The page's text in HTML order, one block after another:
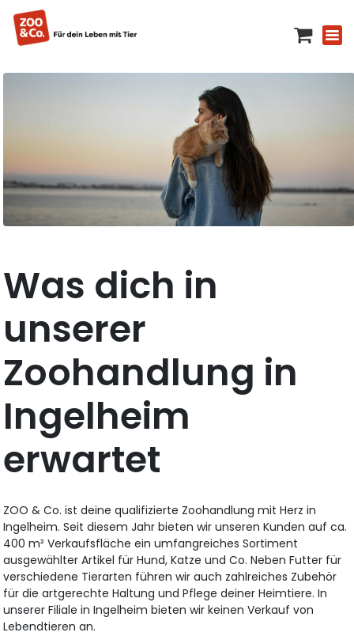
Was dich in
unserer
Zoohandlung in
Ingelheim
erwartet
ZOO & Co. ist deine qualifizierte Zoohandlung mit Herz in
Ingelheim. Seit diesem Jahr bieten wir unseren Kunden auf ca.
400 m² Verkaufsfläche ein umfangreiches Sortiment
ausgewählter Artikel für Hund, Katze und Co. Neben Futter für
verschiedene Tierarten führen wir auch zahlreiches Zubehör
für die artgerechte Haltung und Pflege deiner Heimtiere. In
unserer Filiale in Ingelheim bieten wir keinen Verkauf von
Lebendtieren an.